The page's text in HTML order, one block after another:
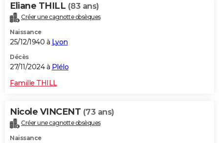
Eliane THILL (83 ans)
Créer une cagnotte obsèques
Naissance
25/12/1940 à Lyon
Décès
27/11/2024 à Plélo
Famille THILL
Nicole VINCENT (73 ans)
Créer une cagnotte obsèques
Naissance